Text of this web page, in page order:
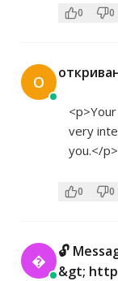
0 0
О
very
you.</p>
0 0

🔓
&gt;